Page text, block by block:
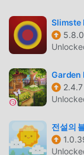
одним щелчком
moddroid и
Vlinder Fashion
игрой casual, ее
ему завоевать
всему миру. В
Vlinder Fashion
только
Slimste
5.8.0
Garden
2.4.7
전설의